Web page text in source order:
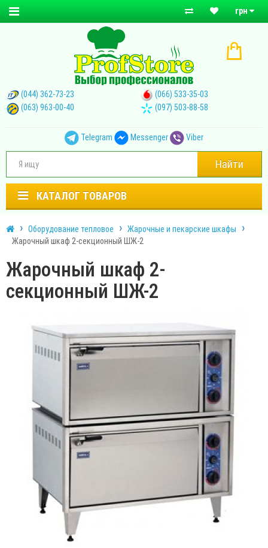
грн
(044) 362-73-23
(066) 533-35-03
(063) 963-00-40
(097) 503-88-58
Telegram Messenger Viber
Найти
КАТАЛОГ ТОВАРОВ
Оборудование тепловое
Жарочные и пекарские шкафы
Жарочный шкаф 2-секционный ШЖ-2
Жарочный шкаф 2-
секционный ШЖ-2